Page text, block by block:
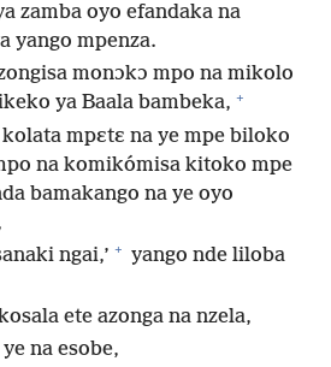
zamba oyo efandaka na
yango mpenza.
monɔkɔ mpo na mikolo
ya Baala bambeka, +
mpɛtɛ na ye mpe biloko
na komikómisa kitoko mpe
bamakango na ye oyo
ngai,’ + yango nde liloba
ete azonga na nzela,
na esobe,